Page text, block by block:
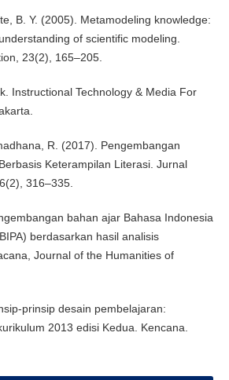
B. Y. (2005). Metamodeling knowledge:
of scientific modeling.
23(2), 165–205.
Instructional Technology & Media For
R. (2017). Pengembangan
Keterampilan Literasi. Jurnal
316–335.
bahan ajar Bahasa Indonesia
berdasarkan hasil analisis
Journal of the Humanities of
prinsip desain pembelajaran:
2013 edisi Kedua. Kencana.